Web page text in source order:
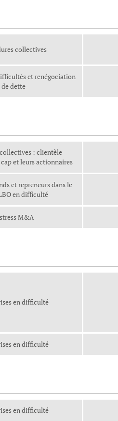
collectives
et renégociation
de dette
: clientèle
et leurs actionnaires
et repreneurs dans le
en difficulté
M&A
en difficulté
en difficulté
en difficulté